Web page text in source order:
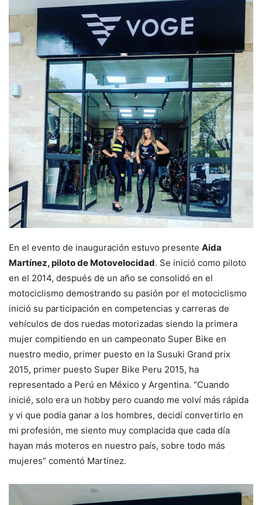
En el evento de inauguración estuvo presente Aida
Martínez, piloto de Motovelocidad. Se inició como piloto
en el 2014, después de un año se consolidó en el
motociclismo demostrando su pasión por el motociclismo
inició su participación en competencias y carreras de
vehículos de dos ruedas motorizadas siendo la primera
mujer compitiendo en un campeonato Super Bike en
nuestro medio, primer puesto en la Susuki Grand prix
2015, primer puesto Super Bike Peru 2015, ha
representado a Perú en México y Argentina. “Cuando
inicié, solo era un hobby pero cuando me volví más rápida
y vi que podía ganar a los hombres, decidí convertirlo en
mi profesión, me siento muy complacida que cada día
hayan más moteros en nuestro país, sobre todo más
mujeres” comentó Martínez.